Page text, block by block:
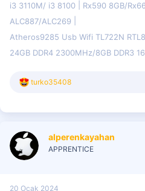
i3 3110M/ i3 8100
Rx590 8GB/
ALC887/ALC269
Atheros9285 Usb Wifi TL722N
24GB DDR4 2300MHz/8GB DDR3
T
k
e
r
:
turko35408
alperenkayahan
APPRENTICE
20 Ocak 2024